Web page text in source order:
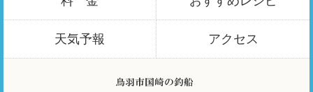
天気予報 アクセス